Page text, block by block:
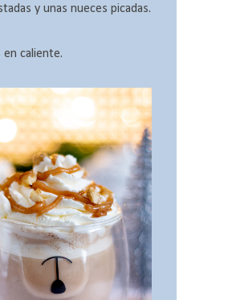
y unas nueces picadas.
en caliente.